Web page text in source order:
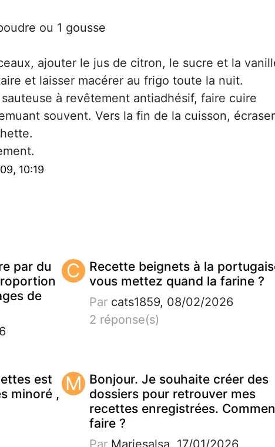
ou 1 gousse
ajouter le jus de citron, le sucre et la
et laisser macérer au frigo toute la nuit.
à revêtement antiadhésif, faire cuire
souvent. Vers la fin de la cuisson,
10:19
par du
de
C
Recette beignets à la
vous mettez quand la farine ?
Parcats1859, 08/02/2026
2 réponse(s)
est
minoré , M Bonjour. Je souhaite créer des
dossiers pour retrouver mes
recettes enregistrées.
faire ?
ParMariesalsa, 17/01/2026